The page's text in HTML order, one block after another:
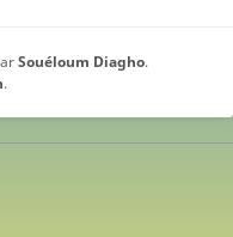
Souéloum Diagho.
.